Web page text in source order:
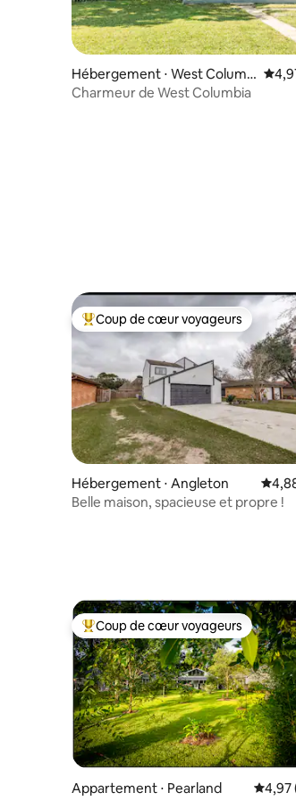
Hébergement ⋅ West Columb
ia
Charmeur de West Columbia
Coups de cœur voyageurs les plus
Coup de cœur voyageurs
Hébergement ⋅ Angleton
Belle maison, spacieuse et propre !
Coups de cœur voyageurs les plus
Coup de cœur voyageurs
Appartement ⋅ Pearland
4,97